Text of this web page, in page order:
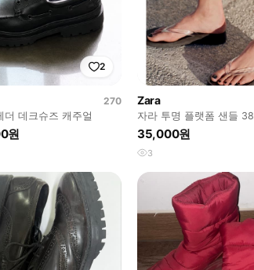
2
270
더 데크슈즈 캐주얼
원
Zara
자라 투명 플랫폼 샌들 38
35,000원
3